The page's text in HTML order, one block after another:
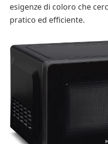
esigenze di coloro che
pratico ed efficiente.